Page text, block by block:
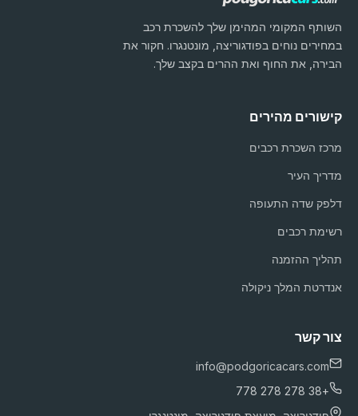
השותף המקומי המהימן שלך להשכרת רכב
במחירים נוחים בפודגוריצה, מונטנגרו. חקור את
הבירה, את החוף ואת ההרים בקצב שלך.
קישורים מהירים
מרכז השכרת רכבים
מדריך העיר
דלפק שדה התעופה
רשימת רכבים
תהליך ההזמנה
אנדרטת המלך ניקולה
צור קשר
info@podgoricacars.com
+38 278 278 778